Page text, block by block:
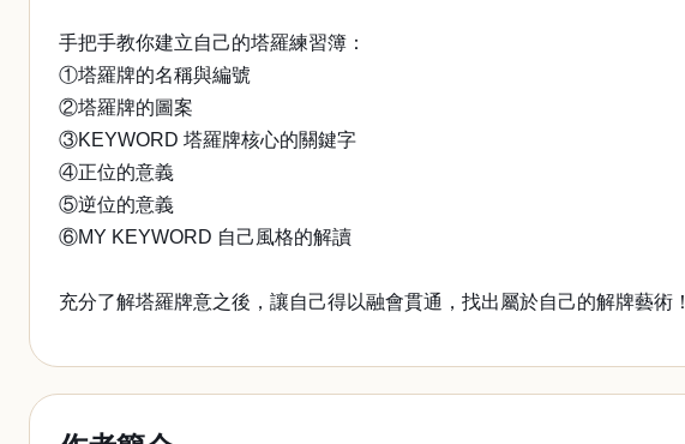
手把手教你建立自己的塔羅練習簿：
①塔羅牌的名稱與編號
②塔羅牌的圖案
③KEYWORD 塔羅牌核心的關鍵字
④正位的意義
⑤逆位的意義
⑥MY KEYWORD 自己風格的解讀
充分了解塔羅牌意之後，讓自己得以融會貫通，找出屬於自己的解牌藝術！